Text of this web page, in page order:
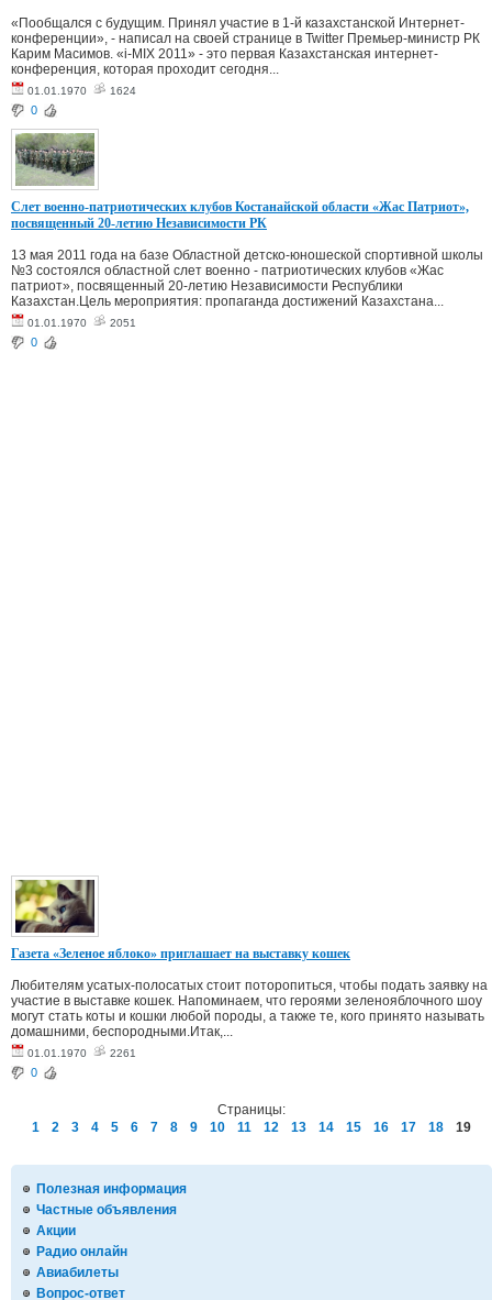
Полезная информация
Частные объявления
Акции
Радио онлайн
Авиабилеты
Вопрос-ответ
«Пообщался с будущим. Принял участие в 1-й казахстанской Интернет-
конференции», - написал на своей странице в Twitter Премьер-министр РК
Карим Масимов. «i-MIX 2011» - это первая Казахстанская интернет-
конференция, которая проходит сегодня...
01.01.1970 1624
0
Слет военно-патриотических клубов Костанайской области «Жас Патриот»,
посвященный 20-летию Независимости РК
13 мая 2011 года на базе Областной детско-юношеской спортивной школы
№3 состоялся областной слет военно - патриотических клубов «Жас
патриот», посвященный 20-летию Независимости Республики
Казахстан.Цель мероприятия: пропаганда достижений Казахстана...
01.01.1970 2051
0
Газета «Зеленое яблоко» приглашает на выставку кошек
Любителям усатых-полосатых стоит поторопиться, чтобы подать заявку на
участие в выставке кошек. Напоминаем, что героями зеленояблочного шоу
могут стать коты и кошки любой породы, а также те, кого принято называть
домашними, беспородными.Итак,...
01.01.1970 2261
0
Страницы:
1
2 3 4 5 6 7 8 9 10 11 12 13 14 15 16 17 18 19